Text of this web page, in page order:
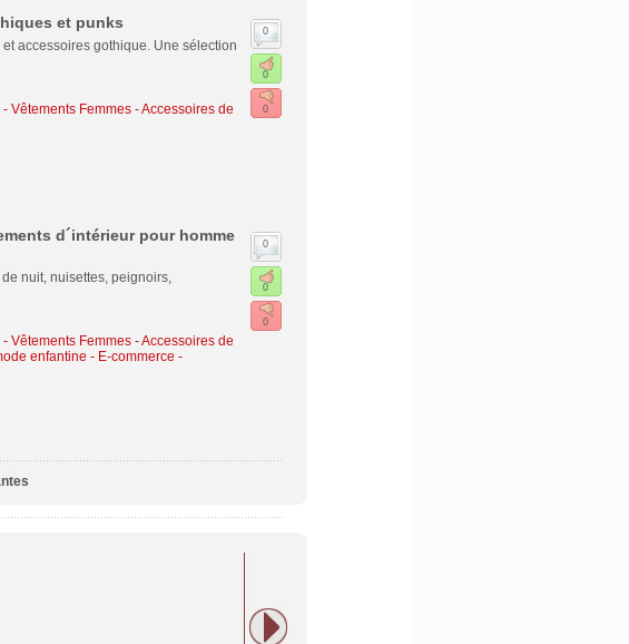
et punks
accessoires gothique. Une sélection
- Vêtements Femmes - Accessoires de
0
0
0
d´intérieur pour homme
nuit, nuisettes, peignoirs,
- Vêtements Femmes - Accessoires de
enfantine - E-commerce -
0
0
0